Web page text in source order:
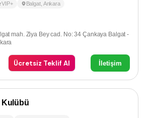
VIP+ Balgat, Ankara
mah. Ziya Bey cad. No: 34 Çankaya Balgat -
Ücretsiz Teklif Al İletişim
Kulübü